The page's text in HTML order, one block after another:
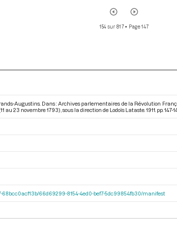
154 sur 817• Page 147
Augustins. Dans : Archives parlementaires de la Révolution
au 23 novembre 1793) , sous la direction de Lodoïs Lataste. 1911. pp. 147-
68bcc0acf13b/66d69299-8154-4ed0-bef7-5dc99854fb30/manifest